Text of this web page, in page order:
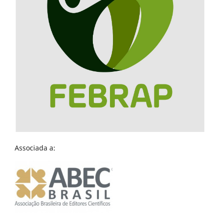
Associada a: